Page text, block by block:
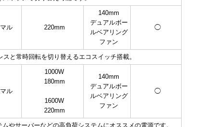
ル 220mm
140mm
デュアルボー
ルベアリング
ファン
◯
と常時回転を切り替えるエコスイッチ搭載。
ル
1000W
180mm
1600W
220mm
140mm
デュアルボー
ルベアリング
ファン
◯
やサーバーなどの高負荷システムにオススメの電源です。